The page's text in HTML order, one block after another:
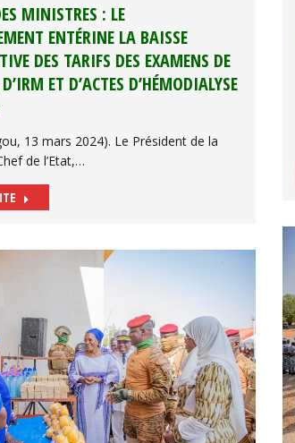
MINISTRES : LE
ENTÉRINE LA BAISSE
DES TARIFS DES EXAMENS DE
ET D’ACTES D’HÉMODIALYSE
13 mars 2024). Le Président de la
de l’Etat,…